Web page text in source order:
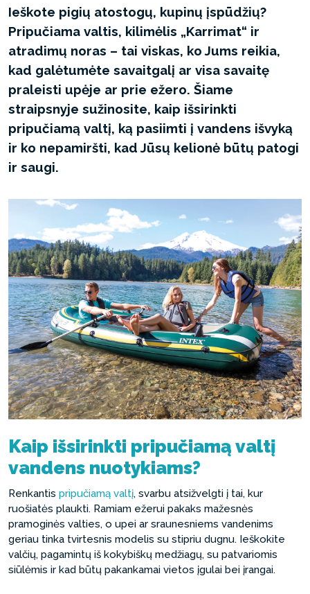
Ieškote pigių atostogų, kupinų įspūdžių?
Pripučiama valtis, kilimėlis „Karrimat“ ir
atradimų noras – tai viskas, ko Jums reikia,
kad galėtumėte savaitgalį ar visa savaitę
praleisti upėje ar prie ežero. Šiame
straipsnyje sužinosite, kaip išsirinkti
pripučiamą valtį, ką pasiimti į vandens išvyką
ir ko nepamiršti, kad Jūsų kelionė būtų patogi
ir saugi.
Kaip išsirinkti pripučiamą valtį
vandens nuotykiams?
Renkantis pripučiamą valtį, svarbu atsižvelgti į tai, kur
ruošiatės plaukti. Ramiam ežerui pakaks mažesnės
pramoginės valties, o upei ar sraunesniems vandenims
geriau tinka tvirtesnis modelis su stipriu dugnu. Ieškokite
valčių, pagamintų iš kokybiškų medžiagų, su patvariomis
siūlėmis ir kad būtų pakankamai vietos įgulai bei įrangai.